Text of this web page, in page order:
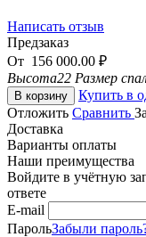
Написать отзыв
Предзаказ
От 156 000.00 ₽
Высота22 Размер
В корзину
Купить в
Отложить Сравнить
Доставка
Варианты оплаты
Наши преимущества
Войдите в учётную
ответе
E-mail
ПарольЗабыли